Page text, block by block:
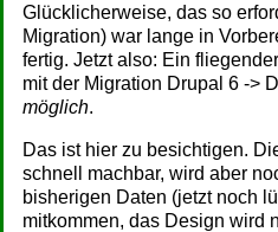
Glücklicherweise, das so
Migration) war lange in
fertig. Jetzt also: Ein
mit der Migration Drupal 6 ->
möglich.
Das ist hier zu besichtigen.
schnell machbar, wird aber
bisherigen Daten (jetzt noch
mitkommen, das Design wird